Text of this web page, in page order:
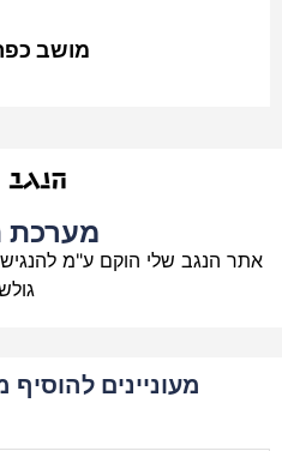
מושב
מערכת
אתר הנגב שלי הוקם ע"מ
מעוניינים